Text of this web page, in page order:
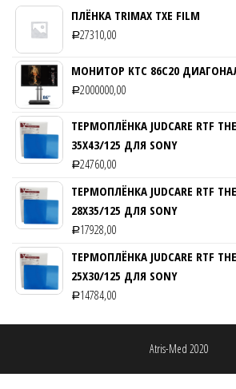
ПЛЁНКА TRIMAX TXE FILM
Р27310,00
МОНИТОР KTC 86C20
Р2000000,00
ТЕРМОПЛЁНКА JUDCARE RTF
35Х43/125 ДЛЯ SONY
Р24760,00
ТЕРМОПЛЁНКА JUDCARE RTF
28Х35/125 ДЛЯ SONY
Р17928,00
ТЕРМОПЛЁНКА JUDCARE RTF
25Х30/125 ДЛЯ SONY
Р14784,00
Atris-Med 2020